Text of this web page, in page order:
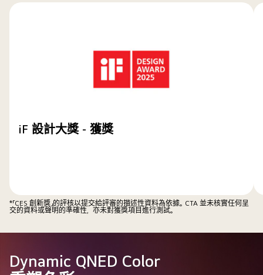
iF 設計大獎 - 獲獎
*「CES 創新獎」的評核以提交給評審的描述性資料為依據。CTA 並未核實任何呈
交的資料或聲明的準確性，亦未對獲獎項目進行測試。
Dynamic QNED Color